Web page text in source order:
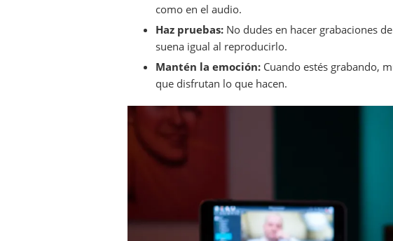
como en el audio.
Haz pruebas: No dudes en hacer grabaciones
suena igual al reproducirlo.
Mantén la emoción: Cuando estés grabando,
que disfrutan lo que hacen.